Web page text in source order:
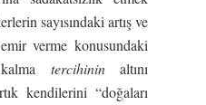
sayısındaki artış ve
verme konusundaki
kalma tercihininaltını
kendilerini “doğaları